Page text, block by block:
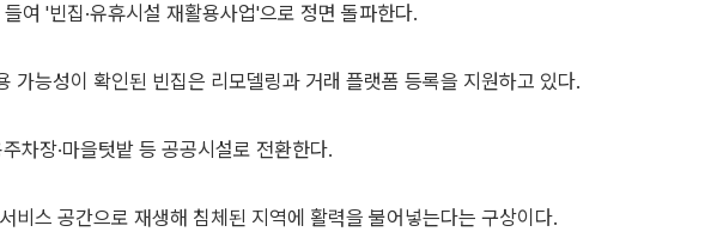
여 '빈집·유휴시설 재활용사업'으로 정면 돌파한다.
가능성이 확인된 빈집은 리모델링과 거래 플랫폼 등록을 지원하고 있다.
차장·마을텃밭 등 공공시설로 전환한다.
비스 공간으로 재생해 침체된 지역에 활력을 불어넣는다는 구상이다.